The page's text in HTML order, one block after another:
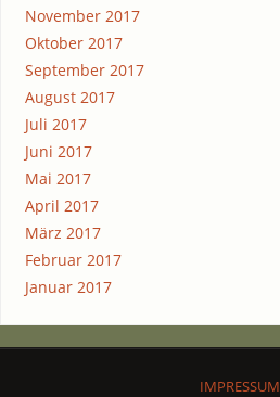
November 2017
Oktober 2017
September 2017
August 2017
Juli 2017
Juni 2017
Mai 2017
April 2017
März 2017
Februar 2017
Januar 2017
IMPRES­SUM